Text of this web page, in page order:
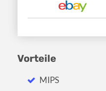
Vorteile
MIPS